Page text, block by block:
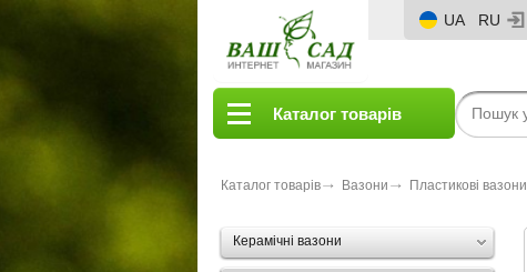
UA RU
Каталог товарів
Каталог товарів Вазони Пластикові вазони
Керамічні вазони